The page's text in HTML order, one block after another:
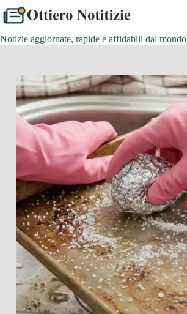
al
contenuto
Notizie aggiornate, rapide e affidabili dal mondo